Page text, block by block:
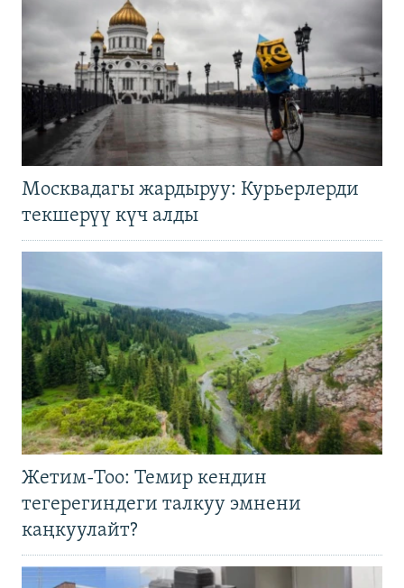
Москвадагы жардыруу: Курьерлерди
текшерүү күч алды
Жетим-Тоо: Темир кендин
тегерегиндеги талкуу эмнени
каңкуулайт?